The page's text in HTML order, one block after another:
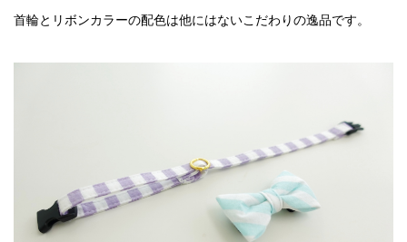
首輪とリボンカラーの配色は他にはないこだわりの逸品です。